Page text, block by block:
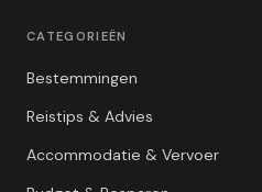
CATEGORIEËN
Bestemmingen
Reistips & Advies
Accommodatie & Vervoer